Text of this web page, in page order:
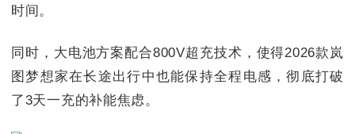
时间。
同时，大电池方案配合800V超充技术，使得2026款岚
图梦想家在长途出行中也能保持全程电感，彻底打破
了3天一充的补能焦虑。